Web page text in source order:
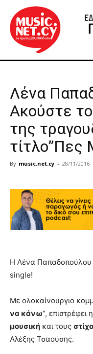
Λένα
Ακούστε
της
By music.net.cy - 28/11/2016
Η Λένα Παπαδοπούλου
single!
Με ολοκαίνουργιο
να κάνω“, επιστρέφει η
μουσική και τους
Αλέξης Τσαούσης.